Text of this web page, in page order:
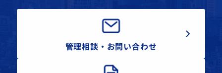
管理相談・お問い合わせ